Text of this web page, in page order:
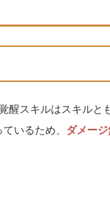
醒スキルはスキルと
いるため、 ダメー